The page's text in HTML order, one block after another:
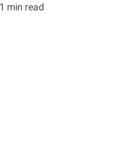
1 min read